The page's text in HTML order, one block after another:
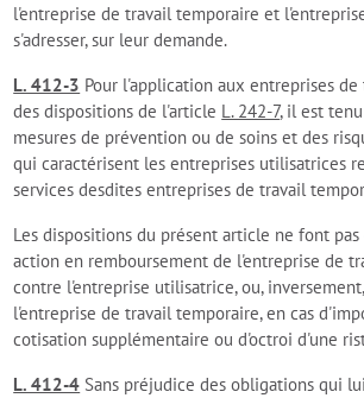
l'entreprise de travail temporaire et
s'adresser, sur leur demande.
L. 412-3 Pour l'application aux entreprises
des dispositions de l'article L. 242-7, il est
mesures de prévention ou de soins et des
qui caractérisent les entreprises utilisatrices
services desdites entreprises de travail
Les dispositions du présent article ne font pas
action en remboursement de l'entreprise de
contre l'entreprise utilisatrice, ou,
l'entreprise de travail temporaire, en cas
cotisation supplémentaire ou d'octroi d'une
L. 412-4 Sans préjudice des obligations qui